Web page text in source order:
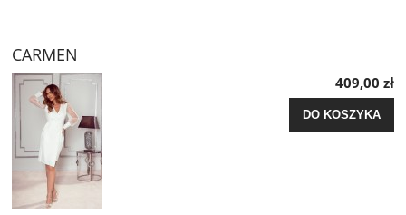
CARMEN
409,00 zł
DO KOSZYKA